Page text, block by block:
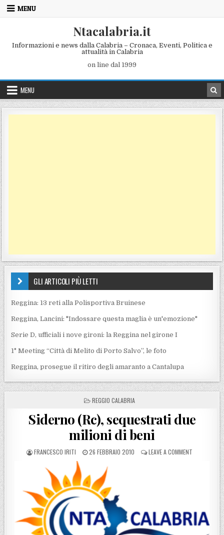
Skip to content
MENU
Ntacalabria.it
Informazioni e news dalla Calabria – Cronaca, Eventi, Politica e
attualità in Calabria
on line dal 1999
MENU
GLI ARTICOLI PIÙ LETTI
Reggina: 13 reti alla Polisportiva Bruinese
Reggina, Lancini: "Indossare questa maglia è un'emozione"
Serie D, ufficiali i nove gironi: la Reggina nel girone I
1° Meeting “Città di Melito di Porto Salvo”, le foto
Reggina, prosegue il ritiro degli amaranto a Cantalupa
POSTED IN
REGGIO CALABRIA
Siderno (Rc), sequestrati due
milioni di beni
POSTED BY
FRANCESCO IRITI POSTED ON
26 FEBBRAIO 2010 LEAVE A COMMENT ON